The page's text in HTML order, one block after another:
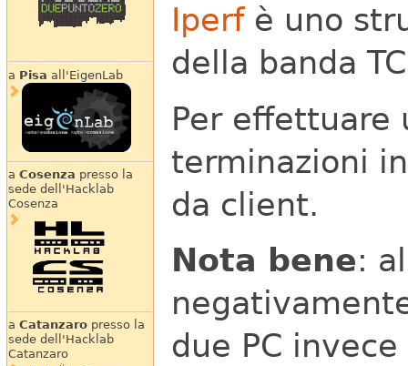
a Pisa all'EigenLab
a Cosenza presso la
sede dell'Hacklab
Cosenza
a Catanzaropresso la
sede dell'Hacklab
Catanzaro
Iperfè uno
della banda
Per effettuare
terminazioni
da client.
Nota bene:
due PC